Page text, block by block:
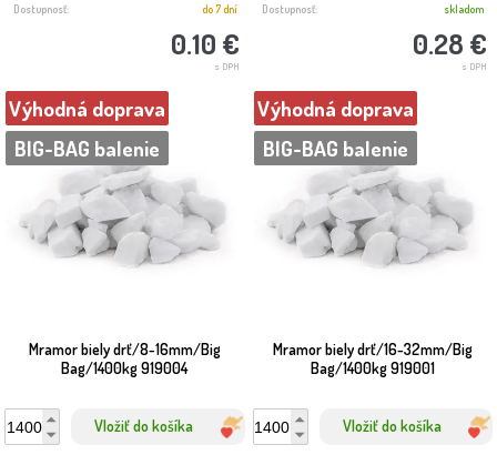
0.10 €
s DPH
Dostupnosť: do 7 dní
0.28 €
s DPH
Dostupnosť: skladom
Mramor biely drť/8-16mm/Big
Bag/1400kg 919004
Výhodná doprava
BIG-BAG balenie
Vložiť do košíka
Mramor biely drť/16-32mm/Big
Bag/1400kg 919001
Výhodná doprava
BIG-BAG balenie
Vložiť do košíka